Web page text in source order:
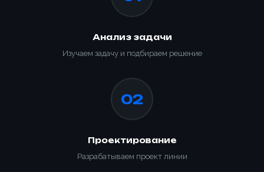
Анализ задачи
Изучаем задачу и подбираем решение
02
Проектирование
Разрабатываем проект линии